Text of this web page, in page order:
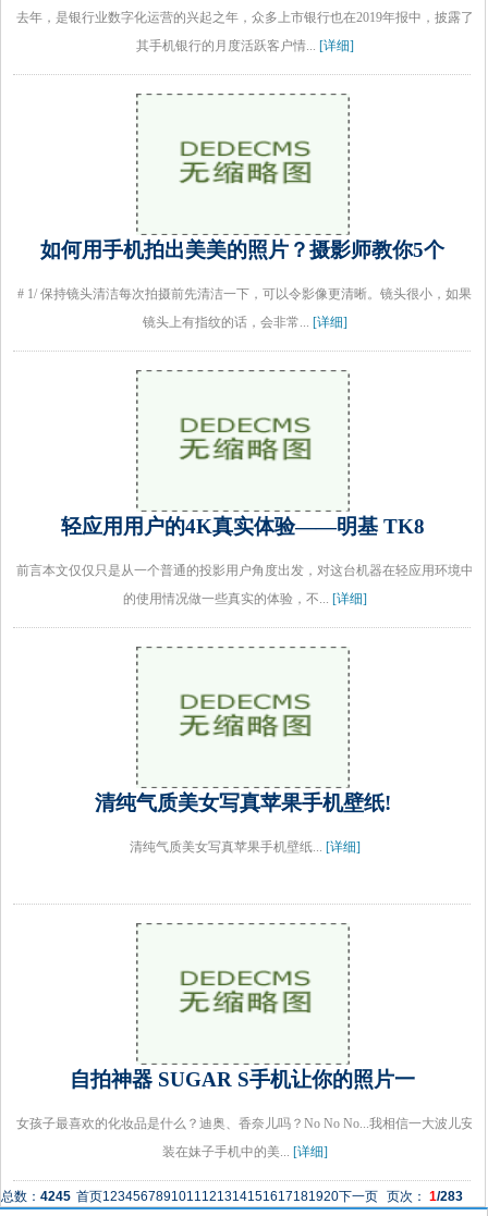
去年，是银行业数字化运营的兴起之年，众多上市银行也在2019年报中，披露了
其手机银行的月度活跃客户情... [详细]
如何用手机拍出美美的照片？摄影师教你5个
# 1/ 保持镜头清洁每次拍摄前先清洁一下，可以令影像更清晰。镜头很小，如果
镜头上有指纹的话，会非常... [详细]
轻应用用户的4K真实体验——明基 TK8
前言本文仅仅只是从一个普通的投影用户角度出发，对这台机器在轻应用环境中
的使用情况做一些真实的体验，不... [详细]
清纯气质美女写真苹果手机壁纸!
清纯气质美女写真苹果手机壁纸... [详细]
自拍神器 SUGAR S手机让你的照片一
女孩子最喜欢的化妆品是什么？迪奥、香奈儿吗？No No No...我相信一大波儿安
装在妹子手机中的美... [详细]
总数： 4245 首页1234567891011121314151617181920下一页 页次： 1/283